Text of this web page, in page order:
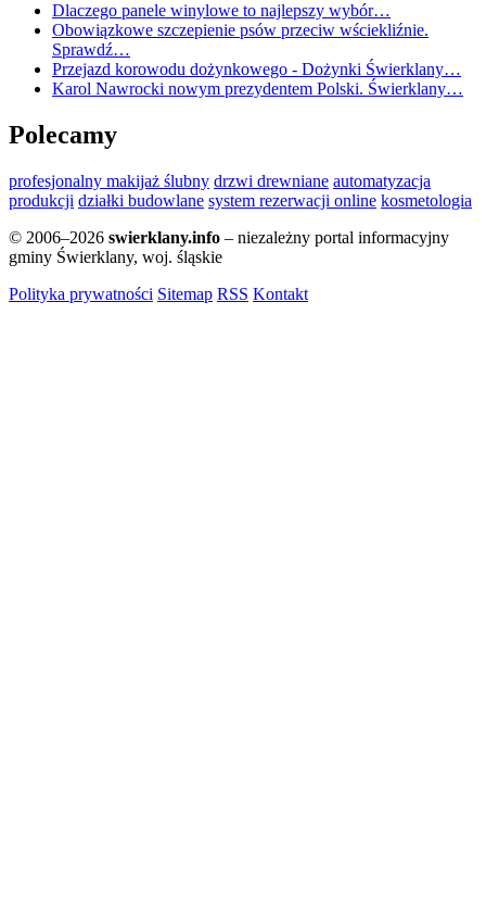
Dlaczego panele winylowe to najlepszy wybór…
Obowiązkowe szczepienie psów przeciw wściekliźnie.
Sprawdź…
Przejazd korowodu dożynkowego - Dożynki Świerklany…
Karol Nawrocki nowym prezydentem Polski. Świerklany…
Polecamy
profesjonalny makijaż ślubny drzwi drewniane automatyzacja
produkcji działki budowlane system rezerwacji online kosmetologia
© 2006–2026 swierklany.info – niezależny portal informacyjny
gminy Świerklany, woj. śląskie
Polityka prywatności Sitemap RSS Kontakt